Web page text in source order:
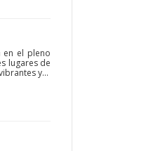
en el pleno
lugares de
y...